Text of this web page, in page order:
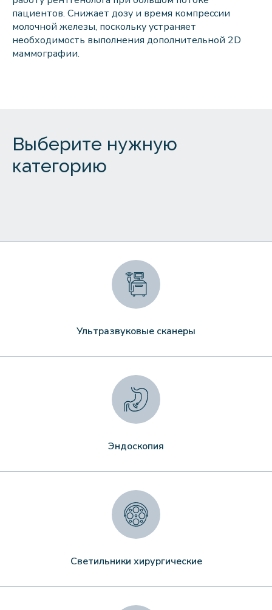
пациентов. Снижает дозу и время компрессии
молочной железы, поскольку устраняет
необходимость выполнения дополнительной 2D
маммографии.
Выберите нужную
категорию
Ультразвуковые сканеры
Эндоскопия
Светильники хирургические